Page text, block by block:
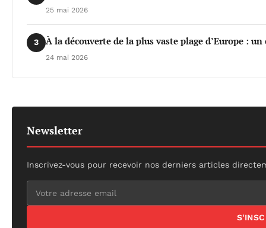
25 mai 2026
3 À la découverte de la plus vaste plage d’Europe :
24 mai 2026
Newsletter
Inscrivez-vous pour recevoir nos derniers articles